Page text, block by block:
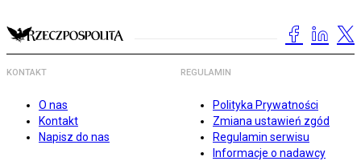
KONTAKT
O nas
Kontakt
Napisz do nas
REGULAMIN
Polityka Prywatności
Zmiana ustawień zgód
Regulamin serwisu
Informacje o nadawcy